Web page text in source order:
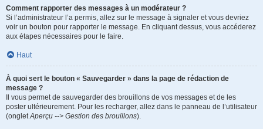
Comment rapporter des messages à un modérateur ?
Si l’administrateur l’a permis, allez sur le message à signaler et vous devriez
voir un bouton pour rapporter le message. En cliquant dessus, vous accéderez
aux étapes nécessaires pour le faire.
Haut
À quoi sert le bouton « Sauvegarder » dans la page de rédaction de
message ?
Il vous permet de sauvegarder des brouillons de vos messages et de les
poster ultérieurement. Pour les recharger, allez dans le panneau de l’utilisateur
(ongletAperçu --> Gestion des brouillons).